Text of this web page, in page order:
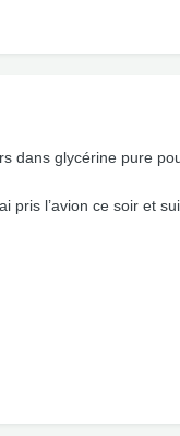
dans glycérine pure
pris l’avion ce soir et